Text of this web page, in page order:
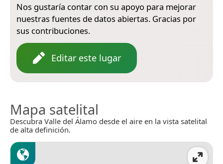
Nos gustaría contar con su apoyo para mejorar
nuestras fuentes de datos abiertas. Gracias por
sus contribuciones.
Editar este lugar
Mapa satelital
Descubra Valle del Álamo desde el aire en la vista satelital
de alta definición.